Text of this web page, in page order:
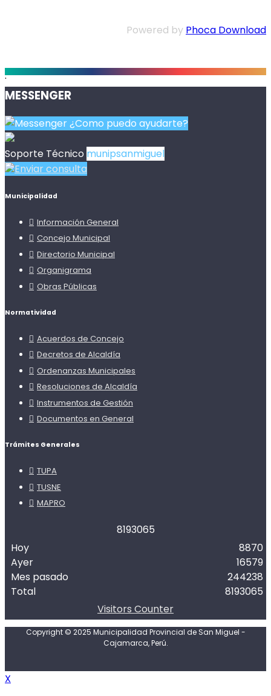
Powered by Phoca Download
.
MESSENGER
¿Como puedo ayudarte?
Soporte Técnico munipsanmiguel
Enviar consulta
Municipalidad
Información General
Concejo Municipal
Directorio Municipal
Organigrama
Obras Públicas
Normatividad
Acuerdos de Concejo
Decretos de Alcaldía
Ordenanzas Municipales
Resoluciones de Alcaldía
Instrumentos de Gestión
Documentos en General
Trámites Generales
TUPA
TUSNE
MAPRO
8193065
Hoy
Ayer
Mes pasado
Total
8870
16579
244238
8193065
Visitors Counter
Copyright © 2025 Municipalidad Provincial de San Miguel -
Cajamarca, Perú.
X